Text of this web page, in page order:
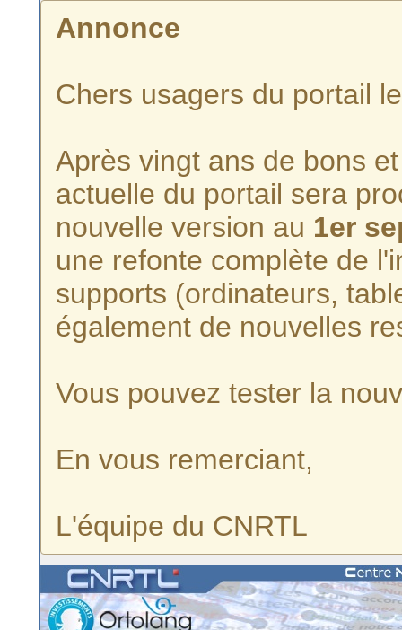
Annonce
Chers usagers du portail
Après vingt ans de bons
actuelle du portail sera
nouvelle version au 1er
une refonte complète de
supports (ordinateurs,
également de nouvelles
Vous pouvez tester la
En vous remerciant,
L'équipe du CNRTL